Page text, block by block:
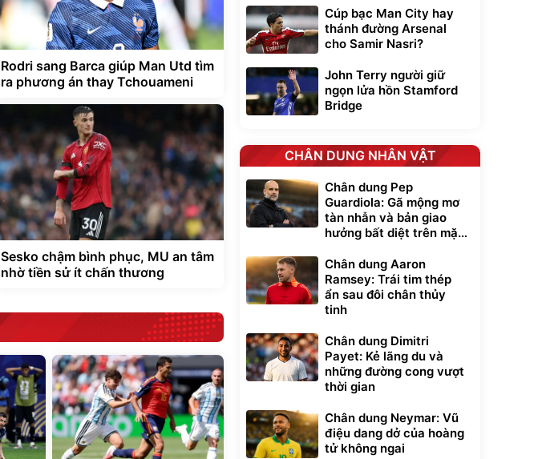
Rodri sang Barca giúp Man Utd tìm
ra phương án thay Tchouameni
Sesko chậm bình phục, MU an tâm
nhờ tiền sử ít chấn thương
Cúp bạc Man City hay
thánh đường Arsenal
cho Samir Nasri?
John Terry người giữ
ngọn lửa hồn Stamford
Bridge
CHÂN DUNG NHÂN VẬT
Chân dung Pep
Guardiola: Gã mộng mơ
tàn nhẫn và bản giao
hưởng bất diệt trên mặt
Chân dung Aaron
Ramsey: Trái tim thép
ẩn sau đôi chân thủy
tinh
Chân dung Dimitri
Payet: Kẻ lãng du và
những đường cong vượt
thời gian
Chân dung Neymar: Vũ
điệu dang dở của hoàng
tử không ngai